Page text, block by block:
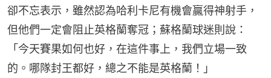
卻不忘表示，雖然認為哈利卡尼有機會贏得神射手，
但他們一定會阻止英格蘭奪冠；蘇格蘭球迷則說：
「今天賽果如何也好，在這件事上，我們立場一致
的。哪隊封王都好，總之不能是英格蘭！」